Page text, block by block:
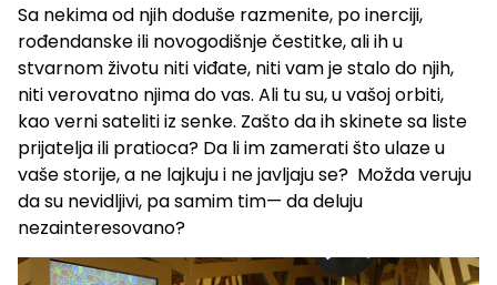
Sa nekima od njih doduše razmenite, po inerciji,
rođendanske ili novogodišnje čestitke, ali ih u
stvarnom životu niti viđate, niti vam je stalo do njih,
niti verovatno njima do vas. Ali tu su, u vašoj orbiti,
kao verni sateliti iz senke. Zašto da ih skinete sa liste
prijatelja ili pratioca? Da li im zamerati što ulaze u
vaše storije, a ne lajkuju i ne javljaju se? Možda veruju
da su nevidljivi, pa samim tim— da deluju
nezainteresovano?